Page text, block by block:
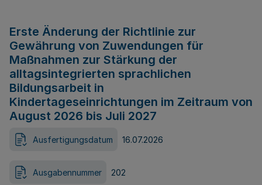
Erste Änderung der Richtlinie zur
Gewährung von Zuwendungen für
Maßnahmen zur Stärkung der
alltagsintegrierten sprachlichen
Bildungsarbeit in
Kindertageseinrichtungen im Zeitraum von
August 2026 bis Juli 2027
Ausfertigungsdatum 16.07.2026
Ausgabennummer 202